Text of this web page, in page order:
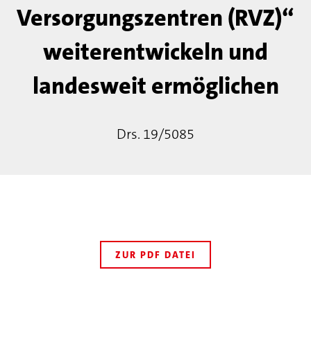
Versorgungszentren (RVZ)“
weiterentwickeln und
landesweit ermöglichen
Drs. 19/5085
ZUR PDF DATEI